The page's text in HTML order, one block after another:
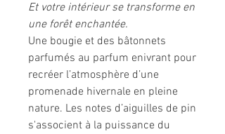
Et votre intérieur se transforme en
une forêt enchantée.
Une bougie et des bâtonnets
parfumés au parfum enivrant pour
recréer l’atmosphère d’une
promenade hivernale en pleine
nature. Les notes d’aiguilles de pin
s'associent à la puissance du